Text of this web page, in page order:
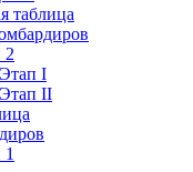
таблица
2
I
II